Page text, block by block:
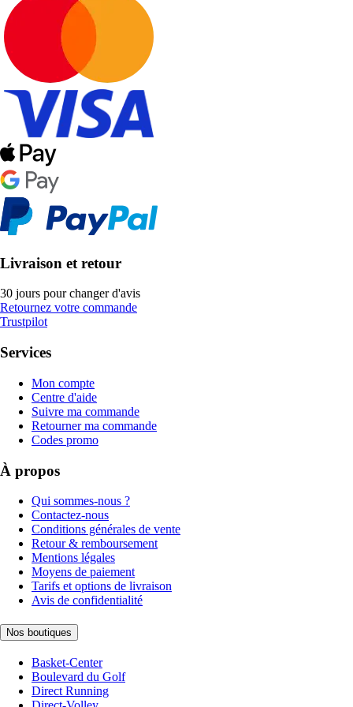
Livraison et retour
30 jours pour changer d'avis
Retournez votre commande
Trustpilot
Services
Mon compte
Centre d'aide
Suivre ma commande
Retourner ma commande
Codes promo
À propos
Qui sommes-nous ?
Contactez-nous
Conditions générales de vente
Retour & remboursement
Mentions légales
Moyens de paiement
Tarifs et options de livraison
Avis de confidentialité
Nos boutiques
Basket-Center
Boulevard du Golf
Direct Running